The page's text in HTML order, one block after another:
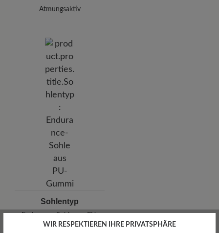
Atmungsaktiv
Sohlentyp
Endurance-Sohle aus PU-
Gummi
WIR RESPEKTIEREN IHRE PRIVATSPHÄRE